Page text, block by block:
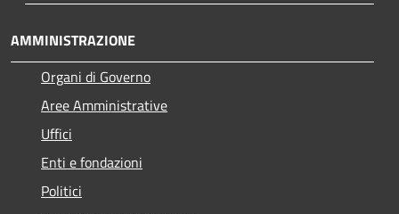
AMMINISTRAZIONE
Organi di Governo
Aree Amministrative
Uffici
Enti e fondazioni
Politici